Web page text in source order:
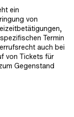
ein
von
Termin
auch bei
von Tickets für
Gegenstand